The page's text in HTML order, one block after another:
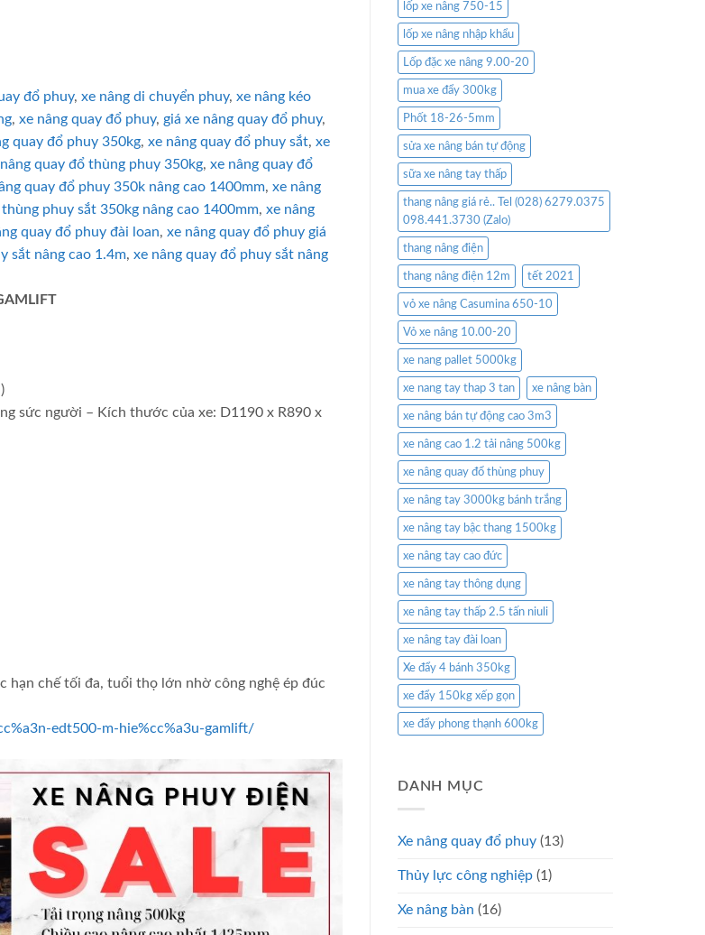
đổ phuy, xe nâng di chuyển phuy, xe nâng kéo
, xe nâng quay đổ phuy, giá xe nâng quay đổ phuy,
quay đổ phuy 350kg, xe nâng quay đổ phuy sắt, xe
quay đổ thùng phuy 350kg, xe nâng quay đổ
quay đổ phuy 350k nâng cao 1400mm, xe nâng
phuy sắt 350kg nâng cao 1400mm, xe nâng
quay đổ phuy đài loan, xe nâng quay đổ phuy giá
sắt nâng cao 1.4m, xe nâng quay đổ phuy sắt nâng
sức người – Kích thước của xe: D1190 x R890 x
hạn chế tối đa, tuổi thọ lớn nhờ công nghệ ép đúc
edt500-m-hie%cc%a3u-gamlift/
lốp xe nâng 750-15
lốp xe nâng nhập khẩu
Lốp đặc xe nâng 9.00-20
mua xe đẩy 300kg
Phốt 18-26-5mm
sửa xe nâng bán tự động
sữa xe nâng tay thấp
thang nâng giá rẻ.. Tel (028) 6279.0375
098.441.3730 (Zalo)
thang nâng điện
thang nâng điện 12m tết 2021
vỏ xe nâng Casumina 650-10
Vỏ xe nâng 10.00-20
xe nang pallet 5000kg
xe nang tay thap 3 tan xe nâng bàn
xe nâng bán tự động cao 3m3
xe nâng cao 1.2 tải nâng 500kg
xe nâng quay đổ thùng phuy
xe nâng tay 3000kg bánh trắng
xe nâng tay bậc thang 1500kg
xe nâng tay cao đức
xe nâng tay thông dụng
xe nâng tay thấp 2.5 tấn niuli
xe nâng tay đài loan
Xe đẩy 4 bánh 350kg
xe đẩy 150kg xếp gọn
xe đẩy phong thạnh 600kg
DANH MỤC
Xe nâng quay đổ phuy (13)
Thủy lực công nghiệp (1)
Xe nâng bàn (16)